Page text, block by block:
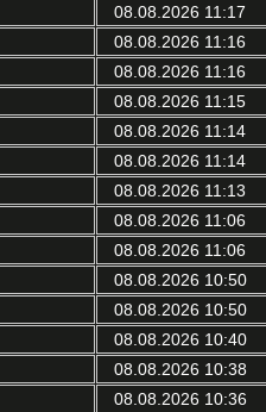
08.08.2026 11:17
08.08.2026 11:16
08.08.2026 11:16
08.08.2026 11:15
08.08.2026 11:14
08.08.2026 11:14
08.08.2026 11:13
08.08.2026 11:06
08.08.2026 11:06
08.08.2026 10:50
08.08.2026 10:50
08.08.2026 10:40
08.08.2026 10:38
08.08.2026 10:36